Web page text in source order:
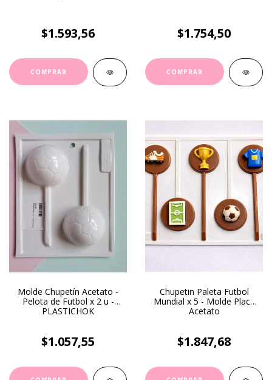
$1.593,56 $1.754,50
Molde Chupetín Acetato -
Pelota de Futbol x 2 u -
PLASTICHOK
$1.057,55
Chupetin Paleta Futbol
Mundial x 5 - Molde Placa
Acetato
$1.847,68